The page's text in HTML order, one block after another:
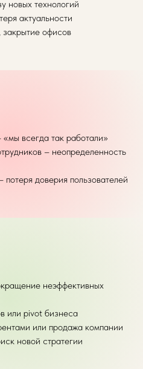
новых технологий
актуальности
офисов
всегда так работали»
– неопределенность
доверия пользователей
неэффективных
или pivot бизнеса
или продажа компании
новой стратегии